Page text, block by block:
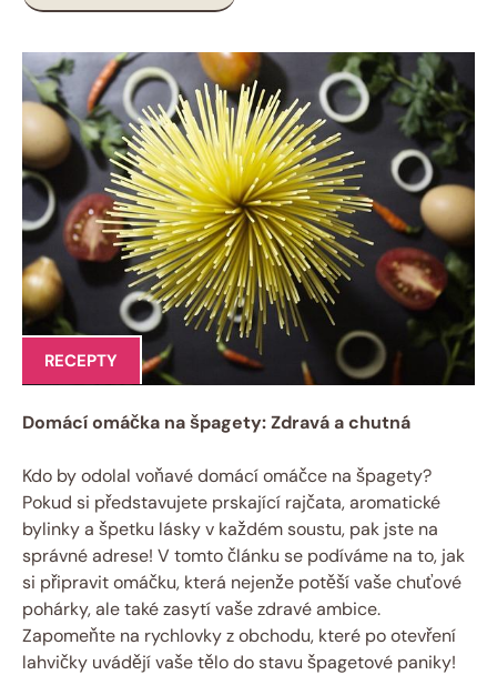
RECEPTY
Domácí omáčka na špagety: Zdravá a chutná
Kdo by odolal voňavé domácí omáčce na špagety?
Pokud si představujete prskající rajčata, aromatické
bylinky a špetku lásky v každém soustu, pak jste na
správné adrese! V tomto článku se podíváme na to, jak
si připravit omáčku, která nejenže potěší vaše chuťové
pohárky, ale také zasytí vaše zdravé ambice.
Zapomeňte na rychlovky z obchodu, které po otevření
lahvičky uvádějí vaše tělo do stavu špagetové paniky!